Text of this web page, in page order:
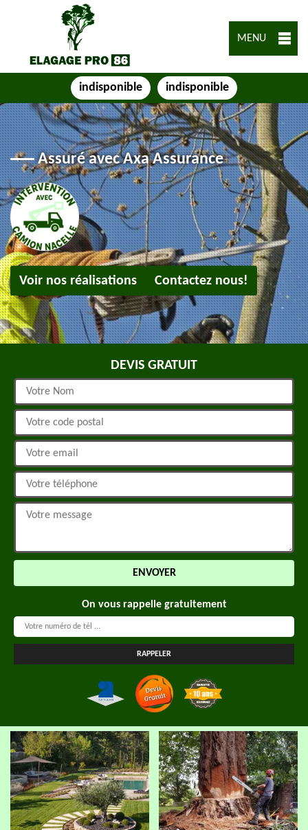
MENU
indisponible indisponible
Assuré avec Axa Assurance
Voir nos réalisations Contactez nous!
DEVIS GRATUIT
On vous rappelle gratuitement